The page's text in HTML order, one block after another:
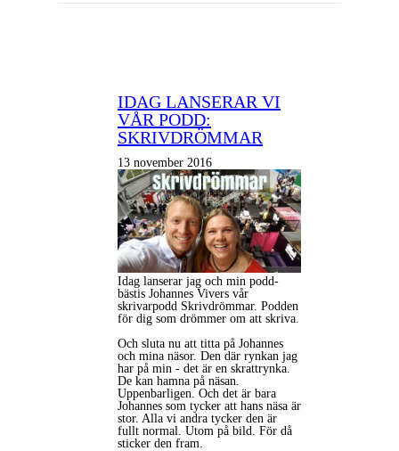
IDAG LANSERAR VI
VÅR PODD:
SKRIVDRÖMMAR
13 november 2016
Idag lanserar jag och min podd-
bästis Johannes Vivers vår
skrivarpodd Skrivdrömmar. Podden
för dig som drömmer om att skriva.
Och sluta nu att titta på Johannes
och mina näsor. Den där rynkan jag
har på min - det är en skrattrynka.
De kan hamna på näsan.
Uppenbarligen. Och det är bara
Johannes som tycker att hans näsa är
stor. Alla vi andra tycker den är
fullt normal. Utom på bild. För då
sticker den fram.